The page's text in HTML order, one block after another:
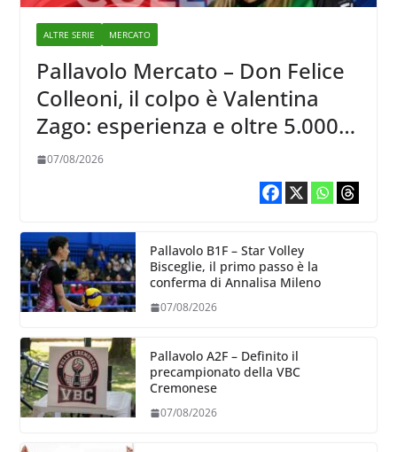
ALTRE SERIE MERCATO
Pallavolo Mercato – Don Felice
Colleoni, il colpo è Valentina
Zago: esperienza e oltre 5.000
punti al servizio di Trescore
07/08/2026
Pallavolo B1F – Star Volley
Bisceglie, il primo passo è la
conferma di Annalisa Mileno
07/08/2026
Pallavolo A2F – Definito il
precampionato della VBC
Cremonese
07/08/2026